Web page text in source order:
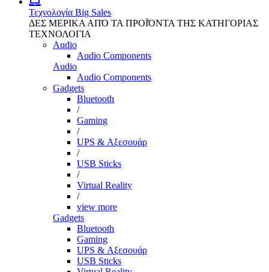
Τεχνολογία Big Sales
ΔΕΣ ΜΕΡΙΚΑ ΑΠΌ ΤΑ ΠΡΟΪΌΝΤΑ ΤΗΣ ΚΑΤΗΓΟΡΙΑΣ
ΤΕΧΝΟΛΟΓΙΑ
Audio
Audio Components
Audio
Audio Components
Gadgets
Bluetooth
/
Gaming
/
UPS & Αξεσουάρ
/
USB Sticks
/
Virtual Reality
/
view more
Gadgets
Bluetooth
Gaming
UPS & Αξεσουάρ
USB Sticks